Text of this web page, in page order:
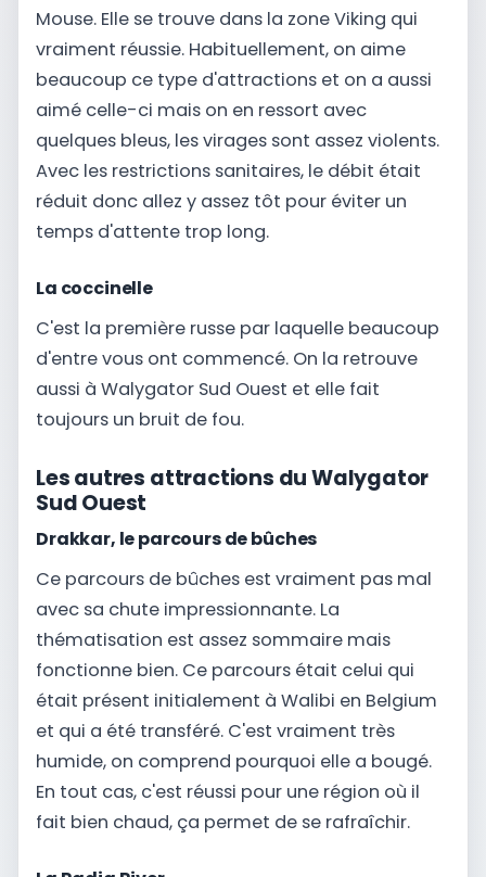
Mouse. Elle se trouve dans la zone Viking qui
vraiment réussie. Habituellement, on aime
beaucoup ce type d'attractions et on a aussi
aimé celle-ci mais on en ressort avec
quelques bleus, les virages sont assez violents.
Avec les restrictions sanitaires, le débit était
réduit donc allez y assez tôt pour éviter un
temps d'attente trop long.
La coccinelle
C'est la première russe par laquelle beaucoup
d'entre vous ont commencé. On la retrouve
aussi à Walygator Sud Ouest et elle fait
toujours un bruit de fou.
Les autres attractions du Walygator
Sud Ouest
Drakkar, le parcours de bûches
Ce parcours de bûches est vraiment pas mal
avec sa chute impressionnante. La
thématisation est assez sommaire mais
fonctionne bien. Ce parcours était celui qui
était présent initialement à Walibi en Belgium
et qui a été transféré. C'est vraiment très
humide, on comprend pourquoi elle a bougé.
En tout cas, c'est réussi pour une région où il
fait bien chaud, ça permet de se rafraîchir.